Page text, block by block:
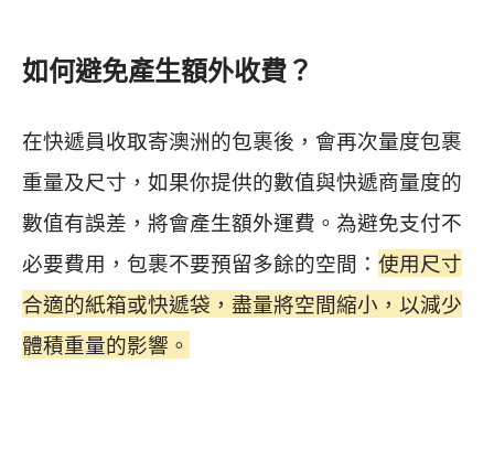
如何避免產生額外收費？
在快遞員收取寄澳洲的包裹後，會再次量度包裹
重量及尺寸，如果你提供的數值與快遞商量度的
數值有誤差，將會產生額外運費。為避免支付不
必要費用，包裹不要預留多餘的空間： 使用尺寸
合適的紙箱或快遞袋，盡量將空間縮小，以減少
體積重量的影響。